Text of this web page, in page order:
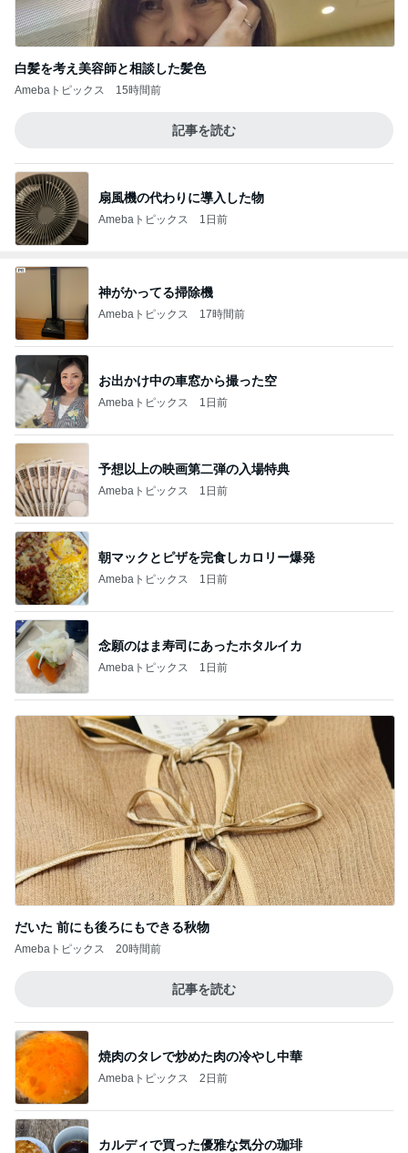
白髪を考え美容師と相談した髪色
Amebaトピックス 15時間前
記事を読む
扇風機の代わりに導入した物
Amebaトピックス 1日前
神がかってる掃除機
Amebaトピックス 17時間前
お出かけ中の車窓から撮った空
Amebaトピックス 1日前
予想以上の映画第二弾の入場特典
Amebaトピックス 1日前
朝マックとピザを完食しカロリー爆発
Amebaトピックス 1日前
念願のはま寿司にあったホタルイカ
Amebaトピックス 1日前
だいた 前にも後ろにもできる秋物
Amebaトピックス 20時間前
記事を読む
焼肉のタレで炒めた肉の冷やし中華
Amebaトピックス 2日前
カルディで買った優雅な気分の珈琲